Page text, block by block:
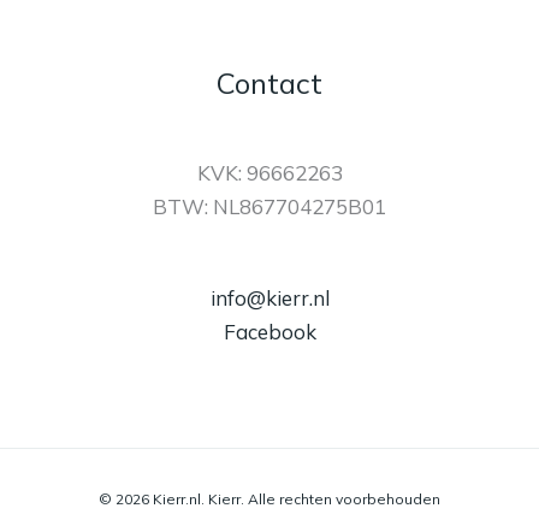
Contact
KVK: 96662263
BTW: NL867704275B01
info@kierr.nl
Facebook
© 2026 Kierr.nl. Kierr. Alle rechten voorbehouden